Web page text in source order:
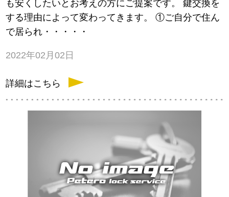
も安くしたいとお考えの方にご提案です。 鍵交換を
する理由によって変わってきます。 ①ご自分で住ん
で居られ・・・・・
2022年02月02日
詳細はこちら